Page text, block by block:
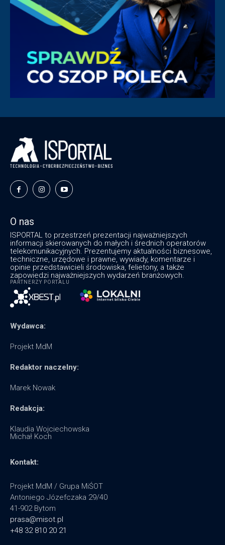
O nas
ISPORTAL to przestrzeń prezentacji najważniejszych
informacji skierowanych do małych i średnich operatorów
telekomunikacyjnych. Prezentujemy aktualności biznesowe,
techniczne, urzędowe i prawne, wywiady, komentarze i
opinie przedstawicieli środowiska, felietony, a także
zapowiedzi najważniejszych wydarzeń branżowych.
PARTNERZY PORTALU
Wydawca:
Projekt MdM
Redaktor naczelny:
Marek Nowak
Redakcja:
Klaudia Wojciechowska
Michał Koch
Kontakt:
Projekt MdM / Grupa MiŚOT
Antoniego Józefczaka 29/40
41-902 Bytom
prasa@misot.pl
+48 32 810 20 21